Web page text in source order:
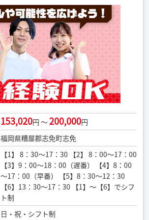
153,020円 ～200,000円
福岡県糟屋郡志免町志免
【1】 8：30～17：30 【2】 8：00～17：00
【3】9：00～18：00（遅番） 【4】8：00
～17：00（早番） 【5】8：30～12：30
【6】13：30～17：30 【1】～【6】でシフ
ト制
日・祝・シフト制